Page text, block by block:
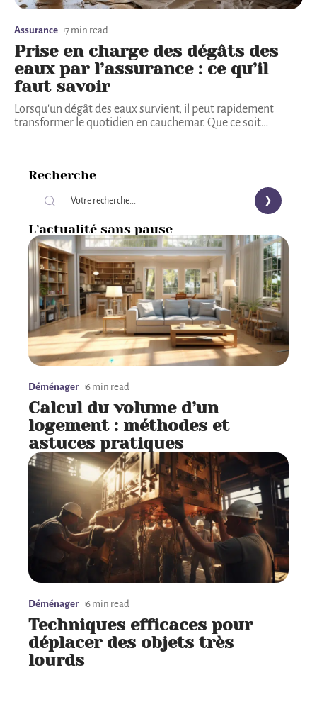
Assurance 7 min read
Prise en charge des dégâts des
eaux par l’assurance : ce qu’il
faut savoir
Lorsqu'un dégât des eaux survient, il peut rapidement
transformer le quotidien en cauchemar. Que ce soit…
Recherche
L’actualité sans pause
Déménager 6 min read
Calcul du volume d’un
logement : méthodes et
astuces pratiques
Déménager 6 min read
Techniques efficaces pour
déplacer des objets très
lourds